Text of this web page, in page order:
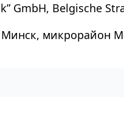
GmbH, Belgische
Минск, микрорайон